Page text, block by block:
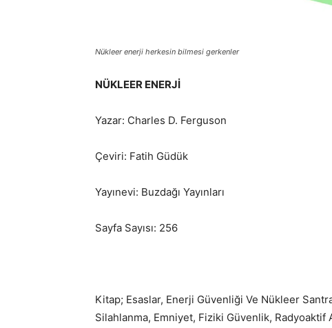
Nükleer enerji herkesin bilmesi gerkenler
NÜKLEER ENERJİ
Yazar: Charles D. Ferguson
Çeviri: Fatih Güdük
Yayınevi: Buzdağı Yayınları
Sayfa Sayısı: 256
Kitap; Esaslar, Enerji Güvenliği Ve Nükleer
Silahlanma, Emniyet, Fiziki Güvenlik, Radyoaktif